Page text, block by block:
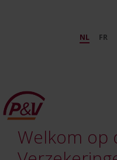
NL FR
Welkom op